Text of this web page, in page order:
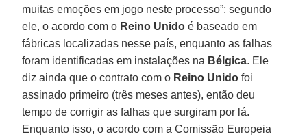
muitas emoções em jogo neste processo”; segundo
ele, o acordo com o Reino Unido é baseado em
fábricas localizadas nesse país, enquanto as falhas
foram identificadas em instalações na Bélgica. Ele
diz ainda que o contrato com o Reino Unido foi
assinado primeiro (três meses antes), então deu
tempo de corrigir as falhas que surgiram por lá.
Enquanto isso, o acordo com a Comissão Europeia